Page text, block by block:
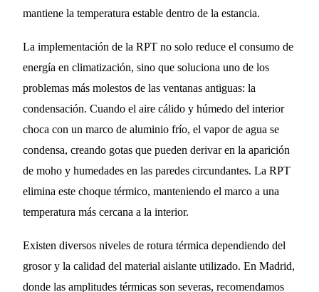
mantiene la temperatura estable dentro de la estancia.
La implementación de la RPT no solo reduce el consumo de
energía en climatización, sino que soluciona uno de los
problemas más molestos de las ventanas antiguas: la
condensación. Cuando el aire cálido y húmedo del interior
choca con un marco de aluminio frío, el vapor de agua se
condensa, creando gotas que pueden derivar en la aparición
de moho y humedades en las paredes circundantes. La RPT
elimina este choque térmico, manteniendo el marco a una
temperatura más cercana a la interior.
Existen diversos niveles de rotura térmica dependiendo del
grosor y la calidad del material aislante utilizado. En Madrid,
donde las amplitudes térmicas son severas, recomendamos